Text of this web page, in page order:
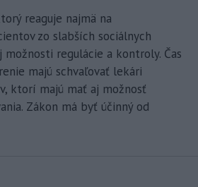
reaguje najmä na
zo slabších sociálnych
regulácie a kontroly. Čas
majú schvaľovať lekári
ktorí majú mať aj možnosť
Zákon má byť účinný od